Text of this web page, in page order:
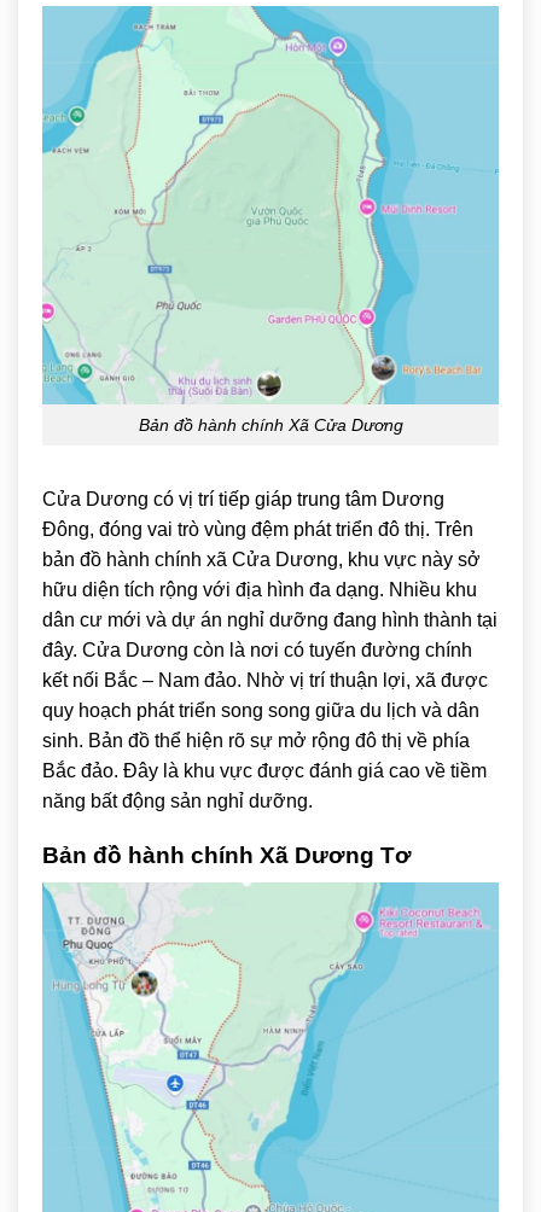
Bản đồ hành chính Xã Cửa Dương
Cửa Dương có vị trí tiếp giáp trung tâm Dương
Đông, đóng vai trò vùng đệm phát triển đô thị. Trên
bản đồ hành chính xã Cửa Dương, khu vực này sở
hữu diện tích rộng với địa hình đa dạng. Nhiều khu
dân cư mới và dự án nghỉ dưỡng đang hình thành tại
đây. Cửa Dương còn là nơi có tuyến đường chính
kết nối Bắc – Nam đảo. Nhờ vị trí thuận lợi, xã được
quy hoạch phát triển song song giữa du lịch và dân
sinh. Bản đồ thể hiện rõ sự mở rộng đô thị về phía
Bắc đảo. Đây là khu vực được đánh giá cao về tiềm
năng bất động sản nghỉ dưỡng.
Bản đồ hành chính Xã Dương Tơ